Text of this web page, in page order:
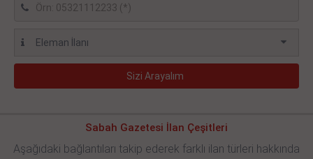
Sabah Gazetesi İlan Çeşitleri
Aşağıdaki bağlantıları takip ederek farklı ilan türleri hakkında